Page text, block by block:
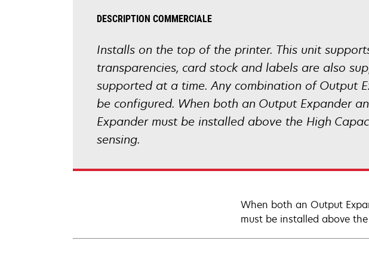
DESCRIPTION COMMERCIALE
Installs on the top of the printer. This unit
transparencies, card stock and labels are also
supported at a time. Any combination of Output
be configured. When both an Output Expander
Expander must be installed above the High
sensing.
When both an Output
must be installed above